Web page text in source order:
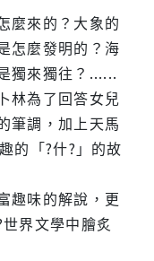
麼來的？大象的
怎麼發明的？海
獨來獨往？......
林為了回答女兒
筆調，加上天馬
的「?什?」的故
趣味的解說，更
界文學中膾炙